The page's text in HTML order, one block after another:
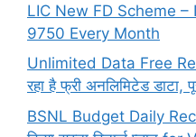
LIC New FD Scheme
9750 Every Month
Unlimited Data Free
रहा है फ्री अनलिमिटेड डाटा,
BSNL Budget Daily